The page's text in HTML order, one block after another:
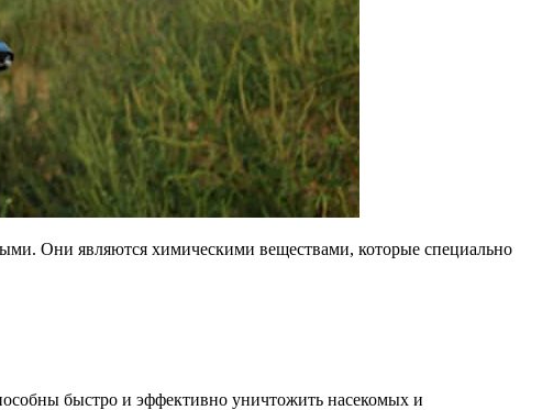
Они являются химическими веществами, которые специально
быстро и эффективно уничтожить насекомых и